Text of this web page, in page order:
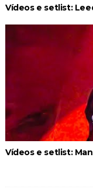
Vídeos e setlist:
Vídeos e setlist: